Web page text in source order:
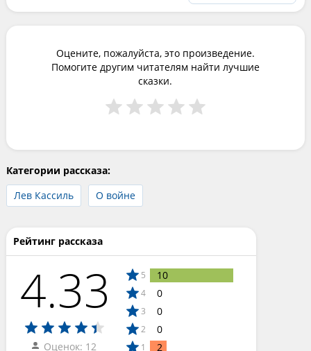
Оцените, пожалуйста, это произведение.
Помогите другим читателям найти лучшие
сказки.
Категории рассказа:
Лев Кассиль
О войне
Рейтинг рассказа
4.33
Оценок: 12
5 10
4 0
3 0
2 0
1 2